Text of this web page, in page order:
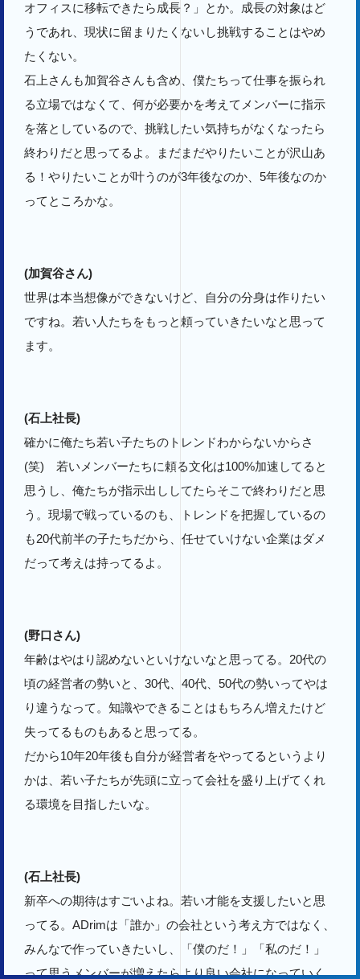
オフィスに移転できたら成長？」とか。成長の対象はど
うであれ、現状に留まりたくないし挑戦することはやめ
たくない。
石上さんも加賀谷さんも含め、僕たちって仕事を振られ
る立場ではなくて、何が必要かを考えてメンバーに指示
を落としているので、挑戦したい気持ちがなくなったら
終わりだと思ってるよ。まだまだやりたいことが沢山あ
る！やりたいことが叶うのが3年後なのか、5年後なのか
ってところかな。
(加賀谷さん)
世界は本当想像ができないけど、自分の分身は作りたい
ですね。若い人たちをもっと頼っていきたいなと思って
ます。
(石上社長)
確かに俺たち若い子たちのトレンドわからないからさ
(笑) 若いメンバーたちに頼る文化は100%加速してると
思うし、俺たちが指示出ししてたらそこで終わりだと思
う。現場で戦っているのも、トレンドを把握しているの
も20代前半の子たちだから、任せていけない企業はダメ
だって考えは持ってるよ。
(野口さん)
年齢はやはり認めないといけないなと思ってる。20代の
頃の経営者の勢いと、30代、40代、50代の勢いってやは
り違うなって。知識やできることはもちろん増えたけど
失ってるものもあると思ってる。
だから10年20年後も自分が経営者をやってるというより
かは、若い子たちが先頭に立って会社を盛り上げてくれ
る環境を目指したいな。
(石上社長)
新卒への期待はすごいよね。若い才能を支援したいと思
ってる。ADrimは「誰か」の会社という考え方ではなく、
みんなで作っていきたいし、「僕のだ！」「私のだ！」
って思うメンバーが増えたらより良い会社になっていく